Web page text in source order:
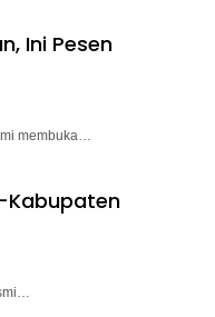
Ini Pesen
membuka…
Kabupaten